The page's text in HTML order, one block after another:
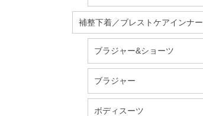
補整下着／ブレストケアインナー
ブラジャー&ショーツ
ブラジャー
ボディスーツ